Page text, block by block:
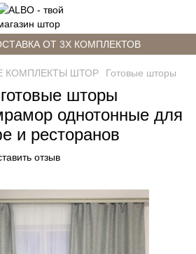
ОТ 3Х КОМПЛЕКТОВ
КОМПЛЕКТЫ ШТОР Готовые шторы
шторы
однотонные для
и ресторанов
отзыв